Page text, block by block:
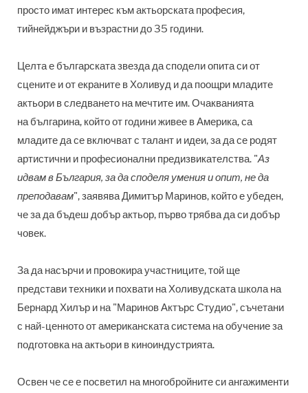
просто имат интерес към актьорската професия,
тийнейджъри и възрастни до 35 години.
Целта е българската звезда да сподели опита си от
сцените и от екраните в Холивуд и да поощри младите
актьори в следването на мечтите им. Очакванията
на българина, който от години живее в Америка, са
младите да се включват с талант и идеи, за да се родят
артистични и професионални предизвикателства. "Аз
идвам в България, за да споделя умения и опит, не да
преподавам", заявява Димитър Маринов, който е убеден,
че за да бъдеш добър актьор, първо трябва да си добър
човек.
За да насърчи и провокира участниците, той ще
представи техники и похвати на Холивудската школа на
Бернард Хилър и на "Маринов Актърс Студио", съчетани
с най-ценното от американската система на обучение за
подготовка на актьори в киноиндустрията.
Освен че се е посветил на многобройните си ангажименти